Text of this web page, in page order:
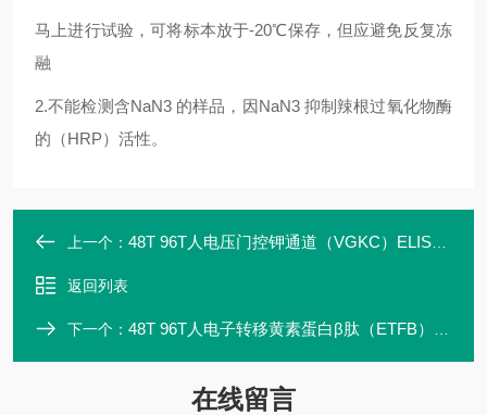
马上进行试验，可将标本放于-20℃保存，但应避免反复冻
融
2.不能检测含NaN3 的样品，因NaN3 抑制辣根过氧化物酶
的（HRP）活性。
上一个： 48T 96T人电压门控钾通道（VGKC）ELISA定量试剂盒
返回列表
下一个： 48T 96T人电子转移黄素蛋白β肽（ETFB）ELISA定量试剂盒实验
在线留言